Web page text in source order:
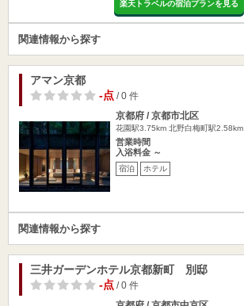
楽天トラベルの宿泊プランを見る
関連情報から探す
アマン京都
-点/ 0 件
京都府 / 京都市北区
花園駅3.75km 北野白梅町駅2.58km
営業時間
入浴料金 ～
宿泊 ホテル
関連情報から探す
三井ガーデンホテル京都新町 別邸
-点/ 0 件